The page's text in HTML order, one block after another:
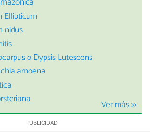
Ellipticum
nidus
o Dypsis Lutescens
amoena
Ver más >>